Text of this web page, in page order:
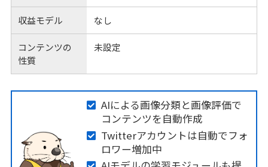
収益モデル なし
コンテンツの
性質
未設定
AIによる画像分類と画像評価で
コンテンツを自動作成
Twitterアカウントは自動でフォ
ロワー増加中